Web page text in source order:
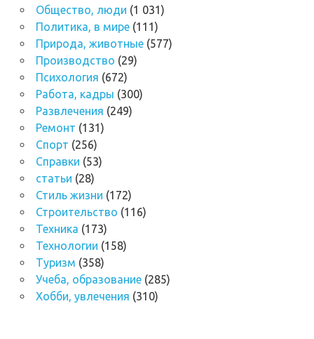
Общество, люди (1 031)
Политика, в мире(111)
Природа, животные(577)
Производство (29)
Психология (672)
Работа, кадры (300)
Развлечения (249)
Ремонт (131)
Спорт (256)
Справки (53)
статьи (28)
Стиль жизни (172)
Строительство (116)
Техника (173)
Технологии (158)
Туризм (358)
Учеба, образование(285)
Хобби, увлечения (310)